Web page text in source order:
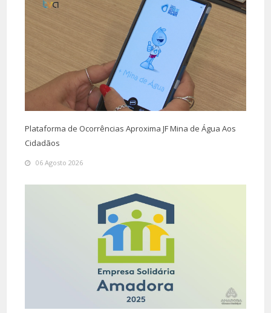
Plataforma de Ocorrências Aproxima JF Mina de Água Aos
Cidadãos
06 Agosto 2026